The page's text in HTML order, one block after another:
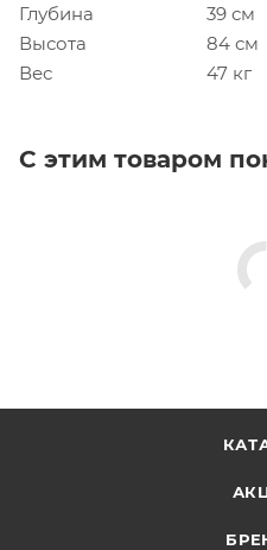
Глубина
39 см
Высота
84 см
Вес
47 кг
С этим товаром